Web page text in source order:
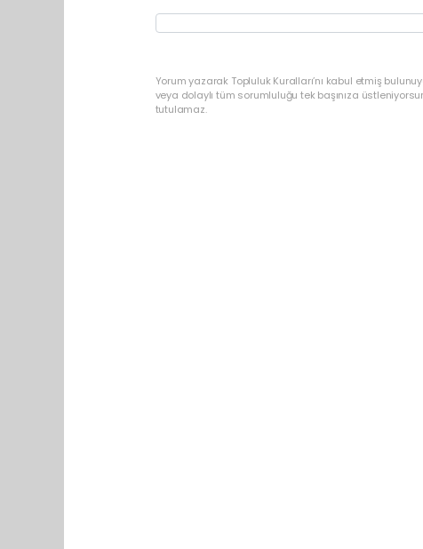
Yorum yazarak Topluluk Kuralları’nı kabul etmiş
veya dolaylı tüm sorumluluğu tek başınıza
tutulamaz.